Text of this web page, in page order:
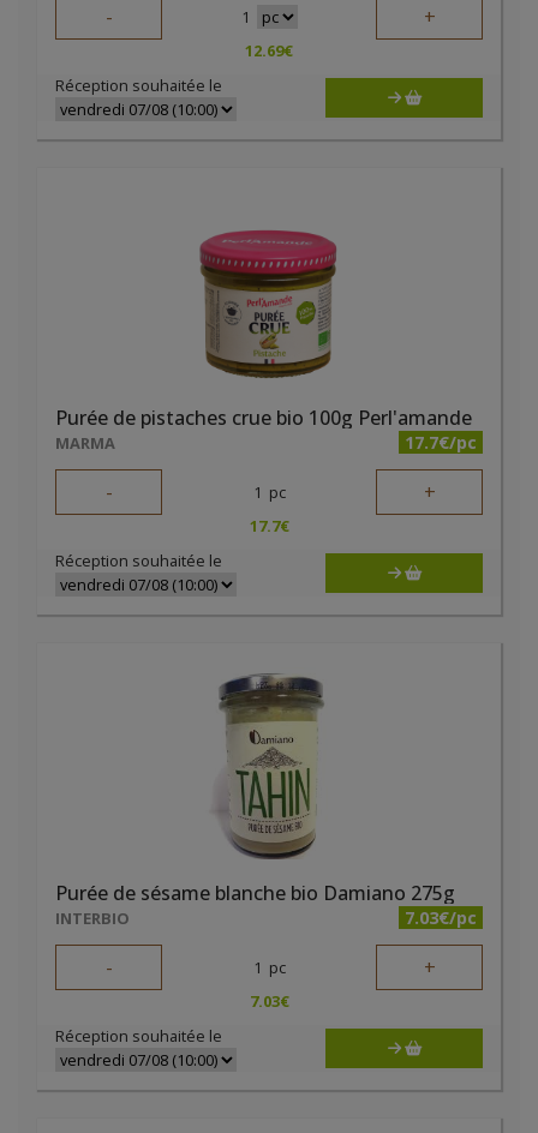
- 1 +
12.69€
Réception souhaitée le
Purée de pistaches crue bio 100g Perl'amande
MARMA 17.7€/pc
- 1 pc +
17.7€
Réception souhaitée le
Purée de sésame blanche bio Damiano 275g
INTERBIO 7.03€/pc
- 1 pc +
7.03€
Réception souhaitée le